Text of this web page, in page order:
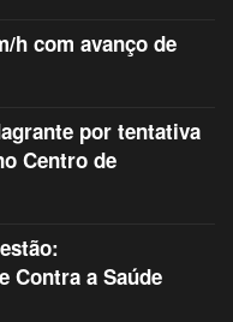
h com avanço de
por tentativa
Centro de
Contra a Saúde